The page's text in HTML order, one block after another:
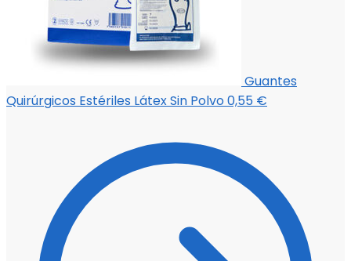
Guantes
Quirúrgicos Estériles Látex Sin Polvo0,55 €